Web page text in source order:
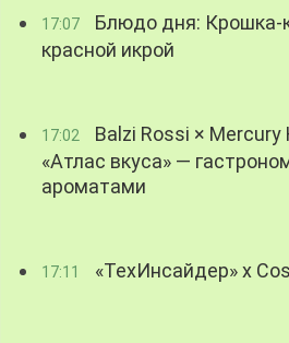
17:07
Блюдо дня: Крошка-
красной икрой
17:02
Balzi Rossi ×
«Атлас вкуса» —
ароматами
17:11 «ТехИнсайдер» х